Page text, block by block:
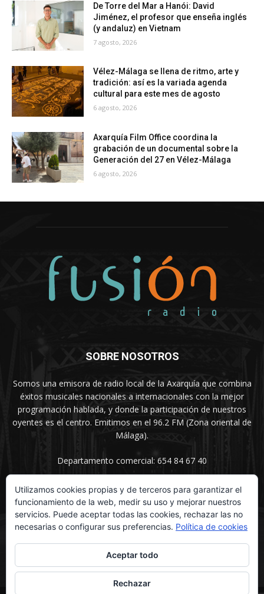
De Torre del Mar a Hanói: David
Jiménez, el profesor que enseña inglés
(y andaluz) en Vietnam
7 agosto, 2026
Vélez-Málaga se llena de ritmo, arte y
tradición: así es la variada agenda
cultural para este mes de agosto
6 agosto, 2026
Axarquía Film Office coordina la
grabación de un documental sobre la
Generación del 27 en Vélez-Málaga
6 agosto, 2026
SOBRE NOSOTROS
Somos una emisora de radio local de la Axarquía que combina
éxitos musicales nacionales a internacionales con la mejor
programación hablada, y donde la participación de nuestros
oyentes es el centro. Emitimos en el 96.2 FM (Zona oriental de
Málaga).
Departamento comercial: 654 84 67 40
SÍGUENOS
Utilizamos cookies propias y de terceros para garantizar el
funcionamiento de la web, medir su uso y mejorar nuestros
servicios. Puede aceptar todas las cookies, rechazar las no
necesarias o configurar sus preferencias. Política de cookies
Aceptar todo
Rechazar